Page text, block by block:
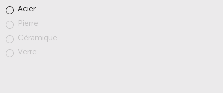
Acier
Pierre
Céramique
Verre